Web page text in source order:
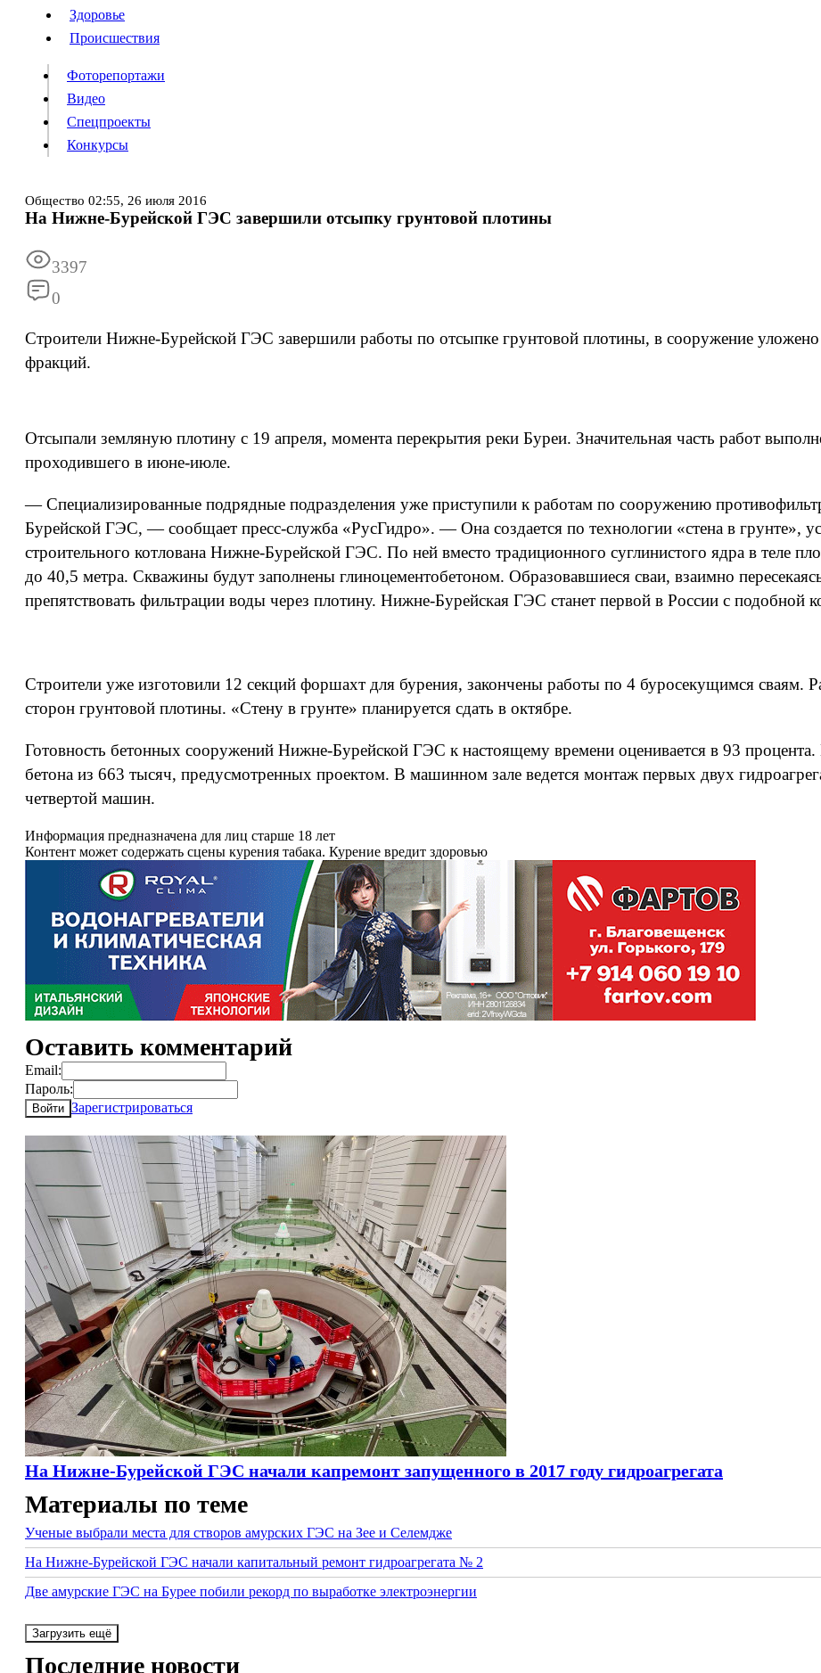
Происшествия
Видео
Конкурсы
Информация
Здоровье
Происшествия
Фоторепортажи
Видео
Спецпроекты
Конкурсы
Общество 02:55, 26 июля 2016
На Нижне-Бурейской ГЭС завершили отсыпку грунтовой плотины
3397
0
Строители Нижне-Бурейской ГЭС завершили работы по отсыпке грунтовой плотины, в сооружение
фракций.
Отсыпали земляную плотину с 19 апреля, момента перекрытия реки Буреи. Значительная часть работ
проходившего в июне-июле.
— Специализированные подрядные подразделения уже приступили к работам по сооружению
Бурейской ГЭС, — сообщает пресс-служба «РусГидро». — Она создается по технологии «стена в грунте»,
строительного котлована Нижне-Бурейской ГЭС. По ней вместо традиционного суглинистого ядра в теле
до 40,5 метра. Скважины будут заполнены глиноцементобетоном. Образовавшиеся сваи, взаимно
препятствовать фильтрации воды через плотину. Нижне-Бурейская ГЭС станет первой в России с подобной
Строители уже изготовили 12 секций форшахт для бурения, закончены работы по 4 буросекущимся сваям.
сторон грунтовой плотины. «Стену в грунте» планируется сдать в октябре.
Готовность бетонных сооружений Нижне-Бурейской ГЭС к настоящему времени оценивается в 93
бетона из 663 тысяч, предусмотренных проектом. В машинном зале ведется монтаж первых двух
четвертой машин.
Информация предназначена для лиц старше 18 лет
Контент может содержать сцены курения табака. Курение вредит здоровью
Оставить комментарий
Email:
Пароль:
Войти Зарегистрироваться
На Нижне-Бурейской ГЭС начали капремонт запущенного в 2017 году гидроагрегата
Материалы по теме
Ученые выбрали места для створов амурских ГЭС на Зее и Селемдже
На Нижне-Бурейской ГЭС начали капитальный ремонт гидроагрегата № 2
Две амурские ГЭС на Бурее побили рекорд по выработке электроэнергии
Загрузить ещё
Последние новости